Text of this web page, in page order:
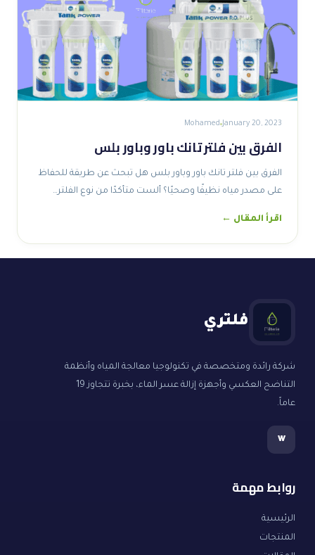
January 20, 2023
Mohamed
الفرق بين فلتر تانك باور وباور بلس
الفرق بين فلتر تانك باور وباور بلس هل تبحث عن طريقة للحفاظ
على مصدر مياه نظيفًا وصحيًا؟ ألست متأكدًا من نوع الفلتر…
اقرأ المقال ←
فلتري
شركة رائدة ومتخصصة في تكنولوجيا معالجة المياه وأنظمة
التناضح العكسي وأجهزة إزالة عسر الماء، بخبرة تتجاوز 19
عاماً.
w
روابط مهمة
الرئيسية
المنتجات